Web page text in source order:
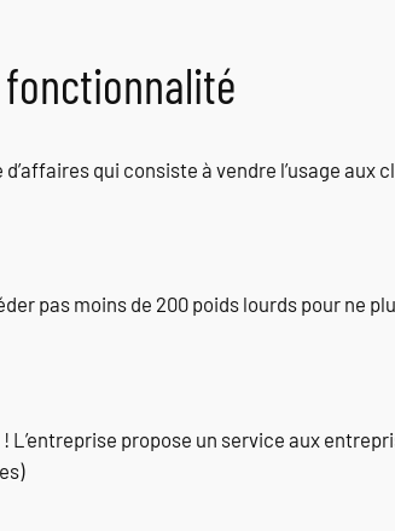
fonctionnalité
qui consiste à vendre l’usage
pas moins de 200 poids lourds pour ne
L’entreprise propose un service aux